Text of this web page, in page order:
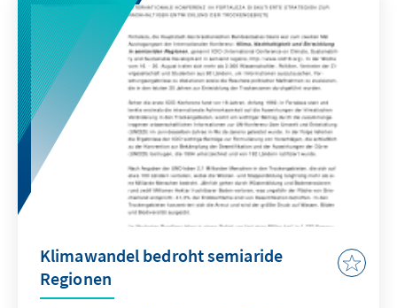
Klimawandel bedroht semiaride
Regionen